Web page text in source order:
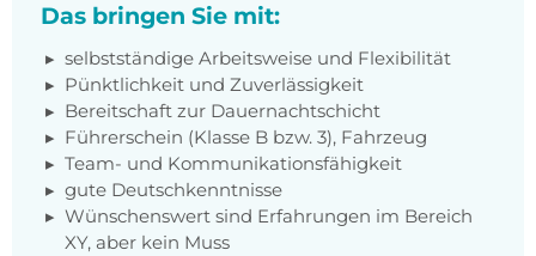
Das bringen Sie mit:
selbstständige Arbeitsweise und Flexibilität
Pünktlichkeit und Zuverlässigkeit
Bereitschaft zur Dauernachtschicht
Führerschein (Klasse B bzw. 3), Fahrzeug
Team- und Kommunikationsfähigkeit
gute Deutschkenntnisse
Wünschenswert sind Erfahrungen im Bereich
XY, aber kein Muss